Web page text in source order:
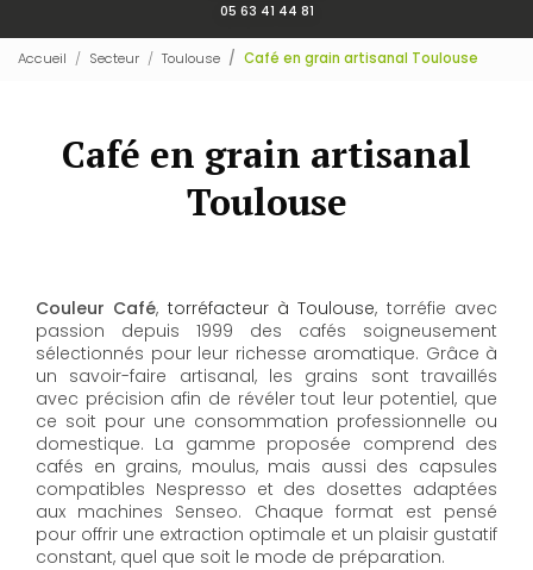
05 63 41 44 81
Accueil Secteur Toulouse Café en grain artisanal Toulouse
Café en grain artisanal
Toulouse
Couleur Café, torréfacteur à Toulouse, torréfie avec
passion depuis 1999 des cafés soigneusement
sélectionnés pour leur richesse aromatique. Grâce à
un savoir-faire artisanal, les grains sont travaillés
avec précision afin de révéler tout leur potentiel, que
ce soit pour une consommation professionnelle ou
domestique. La gamme proposée comprend des
cafés en grains, moulus, mais aussi des capsules
compatibles Nespresso et des dosettes adaptées
aux machines Senseo. Chaque format est pensé
pour offrir une extraction optimale et un plaisir gustatif
constant, quel que soit le mode de préparation.